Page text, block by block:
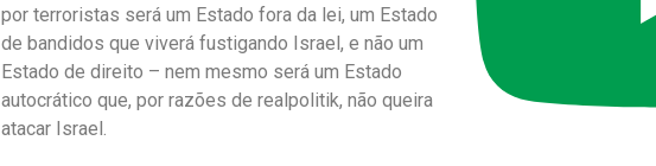
por terroristas será um Estado fora da lei, um Estado
de bandidos que viverá fustigando Israel, e não um
Estado de direito – nem mesmo será um Estado
autocrático que, por razões de realpolitik, não queira
atacar Israel.